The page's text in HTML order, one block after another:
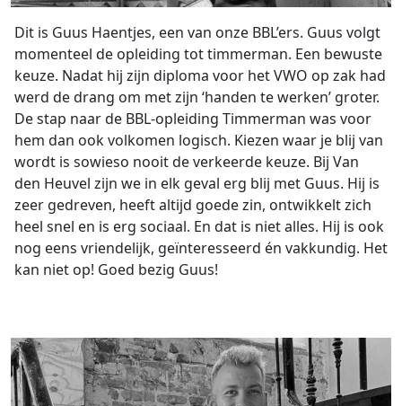
Dit is Guus Haentjes, een van onze BBL’ers. Guus volgt
momenteel de opleiding tot timmerman. Een bewuste
keuze. Nadat hij zijn diploma voor het VWO op zak had
werd de drang om met zijn ‘handen te werken’ groter.
De stap naar de BBL-opleiding Timmerman was voor
hem dan ook volkomen logisch. Kiezen waar je blij van
wordt is sowieso nooit de verkeerde keuze. Bij Van
den Heuvel zijn we in elk geval erg blij met Guus. Hij is
zeer gedreven, heeft altijd goede zin, ontwikkelt zich
heel snel en is erg sociaal. En dat is niet alles. Hij is ook
nog eens vriendelijk, geïnteresseerd én vakkundig. Het
kan niet op! Goed bezig Guus!